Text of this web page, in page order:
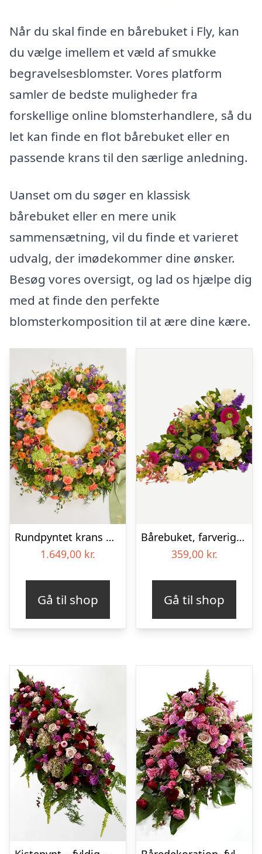
Når du skal finde en bårebuket i Fly, kan
du vælge imellem et væld af smukke
begravelsesblomster. Vores platform
samler de bedste muligheder fra
forskellige online blomsterhandlere, så du
let kan finde en flot bårebuket eller en
passende krans til den særlige anledning.
Uanset om du søger en klassisk
bårebuket eller en mere unik
sammensætning, vil du finde et varieret
udvalg, der imødekommer dine ønsker.
Besøg vores oversigt, og lad os hjælpe dig
med at finde den perfekte
blomsterkomposition til at ære dine kære.
Rundpyntet krans med bånd – Et farverigt farvel
1.649,00 kr.
Gå til shop
Bårebuket, farverig (Floristens kreative valg)
359,00 kr.
Gå til shop